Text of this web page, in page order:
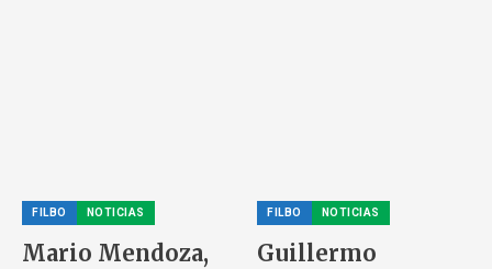
FILBO NOTICIAS
Mario Mendoza,
FILBO NOTICIAS
Guillermo